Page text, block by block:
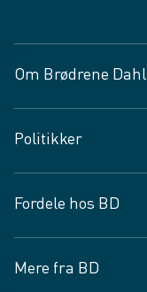
Om Brødrene Dahl
Vagttelefon 30 10 89 89
Spørgsmål og svar
Job og karriere
Politikker
Privatlivspolitik
Cookies
Vilkår og betingelser
Fordele hos BD
BD app
Mere fra BD